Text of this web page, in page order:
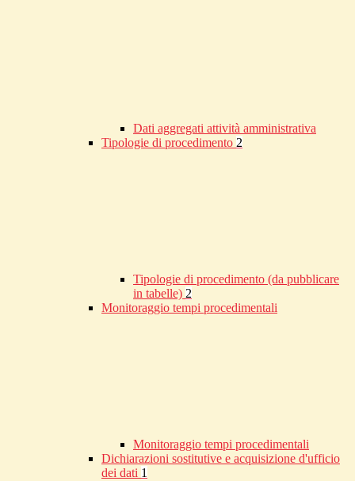
Dati aggregati attività amministrativa
Tipologie di procedimento 2
Tipologie di procedimento (da pubblicare
in tabelle) 2
Monitoraggio tempi procedimentali
Monitoraggio tempi procedimentali
Dichiarazioni sostitutive e acquisizione d'ufficio
dei dati 1